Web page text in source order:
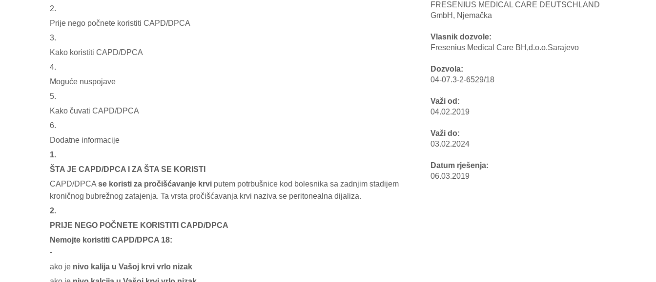
2.
Prije nego počnete koristiti CAPD/DPCA
3.
Kako koristiti CAPD/DPCA
4.
Moguće nuspojave
5.
Kako čuvati CAPD/DPCA
6.
Dodatne informacije
1.
ŠTA JE CAPD/DPCA I ZA ŠTA SE KORISTI
CAPD/DPCA se koristi za pročišćavanje krvi putem potrbušnice kod bolesnika sa zadnjim stadijem
kroničnog bubrežnog zatajenja. Ta vrsta pročišćavanja krvi naziva se peritonealna dijaliza.
2.
PRIJE NEGO POČNETE KORISTITI CAPD/DPCA
Nemojte koristiti CAPD/DPCA 18:
-
ako je nivo kalija u Vašoj krvi vrlo nizak
FRESENIUS MEDICAL CARE DEUTSCHLAND
GmbH, Njemačka
Vlasnik dozvole:
Fresenius Medical Care BH,d.o.o.Sarajevo
Dozvola:
04-07.3-2-6529/18
Važi od:
04.02.2019
Važi do:
03.02.2024
Datum rješenja:
06.03.2019